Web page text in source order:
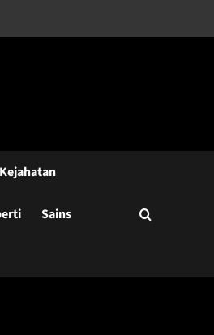
Kejahatan
Sains